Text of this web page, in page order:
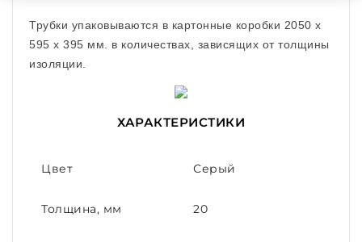
Трубки упаковываются в картонные коробки 2050 x
595 x 395 мм. в количествах, зависящих от толщины
изоляции.
ХАРАКТЕРИСТИКИ
Цвет Серый
Толщина, мм 20